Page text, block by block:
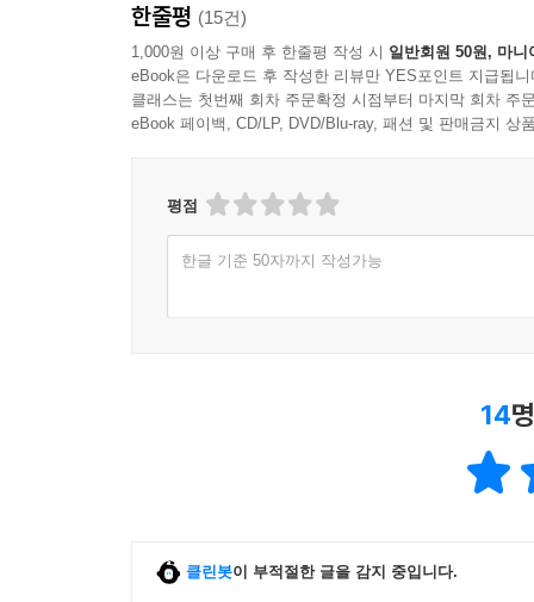
한줄평 (15건)
1,000원 이상 구매 후 한줄평 작성 시 일반회원 50원, 마니
eBook은 다운로드 후 작성한 리뷰만 YES포인트 지급됩니
클래스는 첫번째 회차 주문확정 시점부터 마지막 회차 주
eBook 페이백, CD/LP, DVD/Blu-ray, 패션 및 판매금지 상
평점
한글 기준 50자까지 작성가능
14
클린봇이 부적절한 글을 감지 중입니다.